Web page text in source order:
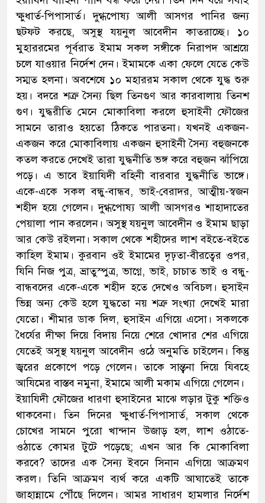
ক্ষুধার্ত-পিপাসার্ত। দুগ্ধপোষ্য আলী আসগর পানির জন্য
ছটফট করছে, অসুস্থ যয়নুল আবেদীন কাতরাচ্ছে। ১০
মুহাররমের পূর্বরাত ইমাম সকল সঙ্গীকে নিরাপদ আশ্রয়ে
চলে যাওয়ার নির্দেশ দেন। ইমামকে একা ফেলে যেতে কেউ
সম্মত হলনা। অবশেষে ১০ মহাররম সকাল থেকে যুদ্ধ শুরু
হয়। বদরে শত্রু সৈন্য ছিল তিনগুণ আর কারবালায় তিনশ
গুণ। যুদ্ধরীতি মেনে মোকাবিলা করলে হুসাইনী ফৌজের
সামনে তারাও হয়তো ঠিকতে পারতনা। যখনই একজন-
একজন করে মোকাবিলায় একজন হুসাইনী সৈন্য বহুজনকে
কতল করতে দেখেই তারা যুদ্ধনীতি ভঙ্গ করে বহুজন ঝাঁপিয়ে
পড়ে। এ ভাবে ইয়াযিদী বহিনী বারবার যুদ্ধনীতি ভাঙ্গে।
একে-একে সকল বন্ধু-বান্ধব, ভাই-বেরাদর, আত্মীয়-স্বজন
শহীদ হয়ে গেলেন। দুগ্ধপোষ্য আলী আসগরও শাহাদাতের
পেয়ালা পান করলেন। অসুস্থ যয়নুল আবেদীন ও ইমাম ছাড়া
আর কেউ রইলনা। সকাল থেকে শহীদের লাশ বইতে-বইতে
কাহিল ইমাম। কুরবান ওই ইমামের দৃঢ়তা-বীরত্বের ওপর,
যিনি নিজ পুত্র, ভ্রাতুস্পুত্র, ভাগ্নে, ভাই, চাচাত ভাই ও বন্ধু-
বান্ধবদের একে-একে শহীদ হতে দেখেও অবিচল। হুসাইন
ভিন্ন অন্য কেউ হলে যুদ্ধতো নয় শত্রু সংখ্যা দেখেই মারা
যেতো। শীমার ডাক দিল, হুসাইন এগিয়ে এসো। সকলকে
ধৈর্যের দীক্ষা দিয়ে বিদায় নিয়ে শেরে খোদার শের এগিয়ে
যেতেই অসুস্থ যয়নুল আবেদীন ওঠে অনুমতি চাইলেন। কিন্তু
জ্বরের প্রকোপে পড়ে গেলেন। তাকে সান্ত্বনা দিয়ে যিবহে
আযিমের বাস্তব নমুনা, ইমামে আলী মকাম এগিয়ে গেলেন।
ইয়াযিদী ফৌজের ধারণা হুসাইনের মাঝে লড়ার টুকু শক্তিও
থাকবেনা। তিন দিনের ক্ষুধার্ত-পিপাসার্ত, সকাল থেকে
চোখের সামনে পুরো খান্দান উজাড় হল, লাশ ওঠাতে-
ওঠাতে কোমর টুটে পড়েছে; এখন আর কি মোকাবিলা
করবে? তাদের এক সৈন্য ইবনে সিনান এগিয়ে আক্রমণ
করল। তিনি আক্রমণ ব্যর্থ করে একটি আঘাতেই তাকে
জাহান্নামে পৌঁছে দিলেন। আমর সাধারণ হামলার নির্দেশ